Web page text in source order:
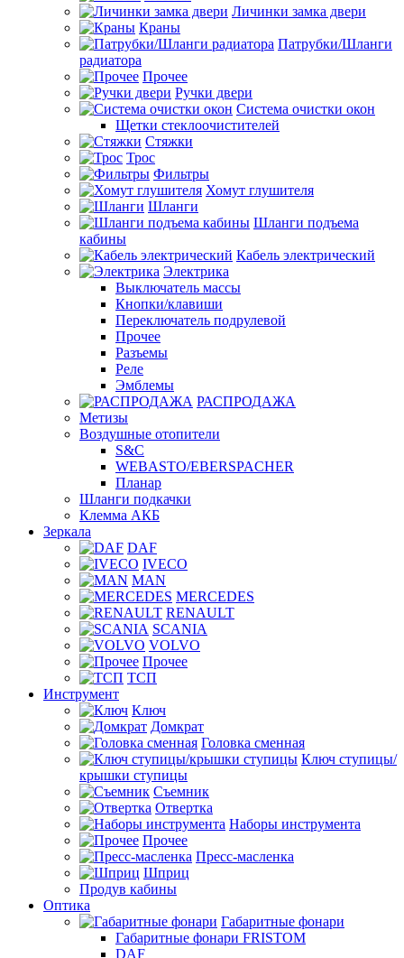
Личинки замка двери
Краны
Патрубки/Шланги
радиатора
Прочее
Ручки двери
Система очистки окон
Щетки стеклоочистителей
Стяжки
Трос
Фильтры
Хомут глушителя
Шланги
Шланги подъема
кабины
Кабель электрический
Электрика
Выключатель массы
Кнопки/клавиши
Переключатель подрулевой
Прочее
Разъемы
Реле
Эмблемы
РАСПРОДАЖА
Метизы
Воздушные отопители
S&C
WEBASTO/EBERSPACHER
Планар
Шланги подкачки
Клемма АКБ
Зеркала
DAF
IVECO
MAN
MERCEDES
RENAULT
SCANIA
VOLVO
Прочее
ТСП
Инструмент
Ключ
Домкрат
Головка сменная
Ключ ступицы/
крышки ступицы
Съемник
Отвертка
Наборы инструмента
Прочее
Пресс-масленка
Шприц
Продув кабины
Оптика
Габаритные фонари
Габаритные фонари FRISTOM
DAF